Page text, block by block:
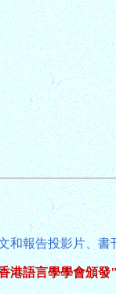
和報告投影片、書
港語言學學會頒發